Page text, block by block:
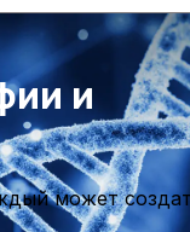
и
может